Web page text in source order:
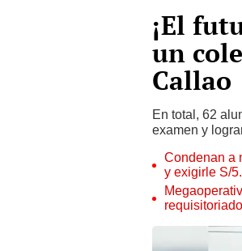
¡El
un
Callao
En total, 62
examen y
Condenan a
y exigirle S/